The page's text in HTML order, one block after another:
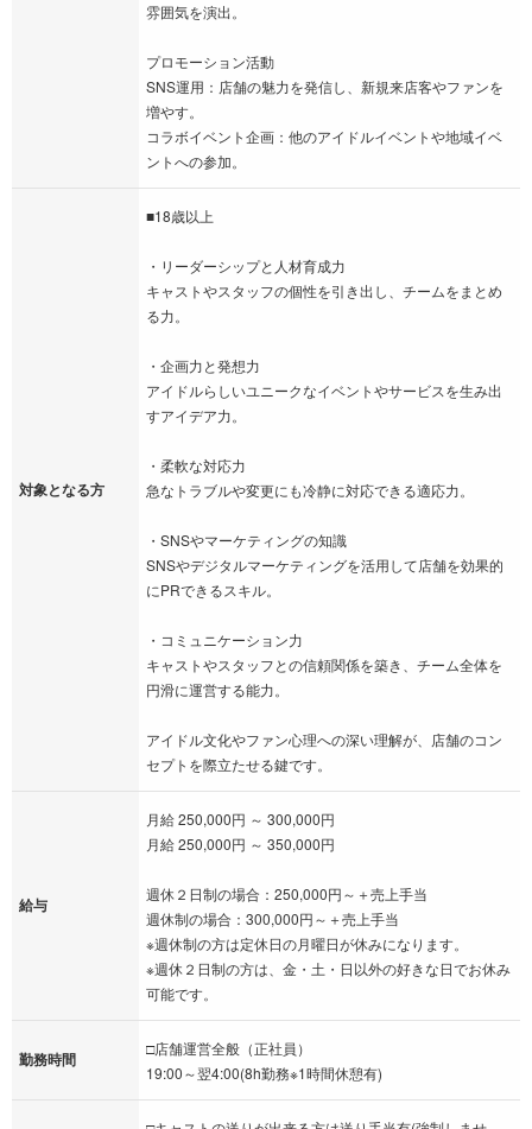
雰囲気を演出。
プロモーション活動
SNS運用：店舗の魅力を発信し、新規来店客やファンを
増やす。
コラボイベント企画：他のアイドルイベントや地域イベ
ントへの参加。
対象となる方
■18歳以上
・リーダーシップと人材育成力
キャストやスタッフの個性を引き出し、チームをまとめ
る力。
・企画力と発想力
アイドルらしいユニークなイベントやサービスを生み出
すアイデア力。
・柔軟な対応力
急なトラブルや変更にも冷静に対応できる適応力。
・SNSやマーケティングの知識
SNSやデジタルマーケティングを活用して店舗を効果的
にPRできるスキル。
・コミュニケーション力
キャストやスタッフとの信頼関係を築き、チーム全体を
円滑に運営する能力。
アイドル文化やファン心理への深い理解が、店舗のコン
セプトを際立たせる鍵です。
給与
月給 250,000円 ～ 300,000円
月給 250,000円 ～ 350,000円
週休２日制の場合：250,000円～＋売上手当
週休制の場合：300,000円～＋売上手当
※週休制の方は定休日の月曜日が休みになります。
※週休２日制の方は、金・土・日以外の好きな日でお休み
可能です。
勤務時間
□店舗運営全般（正社員）
19:00～翌4:00(8h勤務※1時間休憩有)